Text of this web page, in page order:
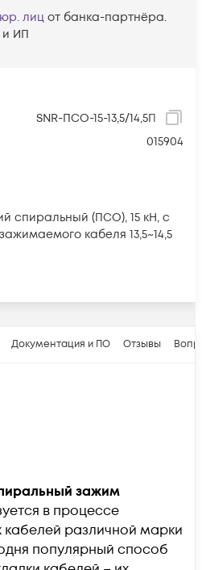
SNR-ПСО-15-13,5/14,5П
015904
спиральный (ПСО), 15 кН, c
кабеля 13,5~14,5
лиц от банка-партнёра.
ИП
Документация и ПО Отзывы
зажим
в процессе
различной марки
популярный способ